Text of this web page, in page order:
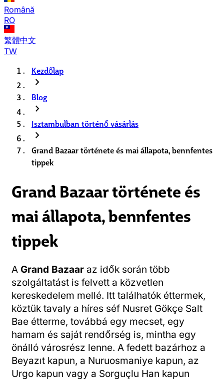
Română
RO
繁體中文
TW
Kezdőlap
chevron_right
Blog
chevron_right
Isztambulban történő vásárlás
chevron_right
Grand Bazaar története és mai állapota, bennfentes
tippek
Grand Bazaar története és
mai állapota, bennfentes
tippek
A Grand Bazaar az idők során több
szolgáltatást is felvett a közvetlen
kereskedelem mellé. Itt találhatók éttermek,
köztük tavaly a híres séf Nusret Gökçe Salt
Bae étterme, továbbá egy mecset, egy
hamam és saját rendőrség is, mintha egy
önálló városrész lenne. A fedett bazárhoz a
Beyazıt kapun, a Nuruosmaniye kapun, az
Urgo kapun vagy a Sorguçlu Han kapun